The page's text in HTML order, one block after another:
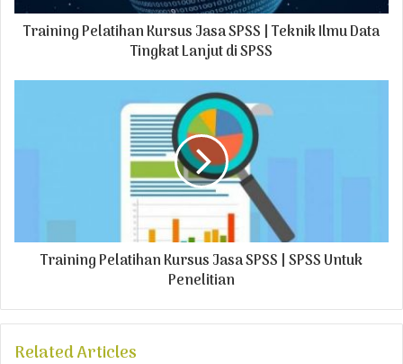
Training Pelatihan Kursus Jasa SPSS | Teknik Ilmu Data
Tingkat Lanjut di SPSS
Training Pelatihan Kursus Jasa SPSS | SPSS Untuk
Penelitian
Related Articles